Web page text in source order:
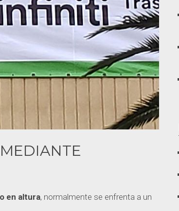
en altura, normalmente se enfrenta a un